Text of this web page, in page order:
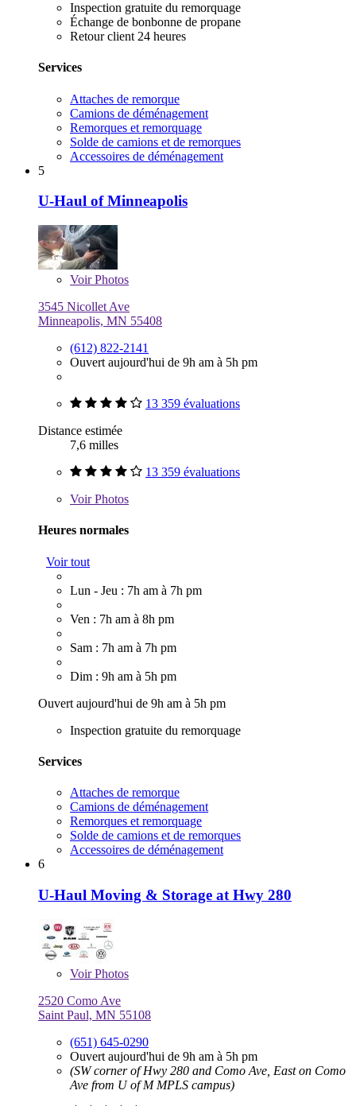
Inspection gratuite du remorquage
Échange de bonbonne de propane
Retour client 24 heures
Services
Attaches de remorque
Camions de déménagement
Remorques et remorquage
Solde de camions et de remorques
Accessoires de déménagement
5
U-Haul of Minneapolis
VoirPhotos
3545 Nicollet Ave
Minneapolis, MN 55408
(612) 822-2141
Ouvert aujourd'hui de 9h am à 5h pm
13 359 évaluations
Distance estimée
7,6 milles
13 359 évaluations
VoirPhotos
Heures normales
Voir tout
Lun - Jeu : 7h am à 7h pm
Ven : 7h am à 8h pm
Sam : 7h am à 7h pm
Dim : 9h am à 5h pm
Ouvert aujourd'hui de 9h am à 5h pm
Inspection gratuite du remorquage
Services
Attaches de remorque
Camions de déménagement
Remorques et remorquage
Solde de camions et de remorques
Accessoires de déménagement
6
U-Haul Moving & Storage at Hwy 280
VoirPhotos
2520 Como Ave
Saint Paul, MN 55108
(651) 645-0290
Ouvert aujourd'hui de 9h am à 5h pm
(SW corner of Hwy 280 and Como Ave, East on Como
Ave from U of M MPLS campus)